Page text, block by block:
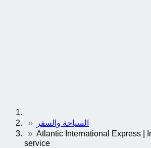
السياحة والسفر
Atlantic International Express |
service